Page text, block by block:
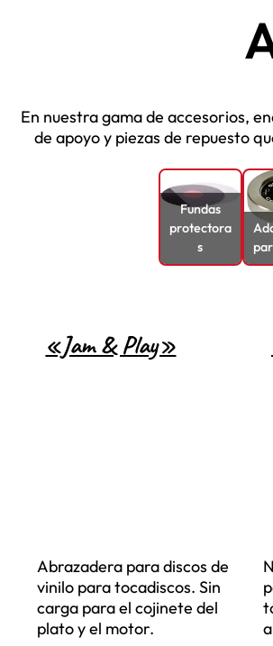
En nuestra gama de accesorios,
de apoyo y piezas de repuesto
Fundas
protectora
s
«Jam & Play»
Abrazadera para discos de
vinilo para tocadiscos. Sin
carga para el cojinete del
plato y el motor.